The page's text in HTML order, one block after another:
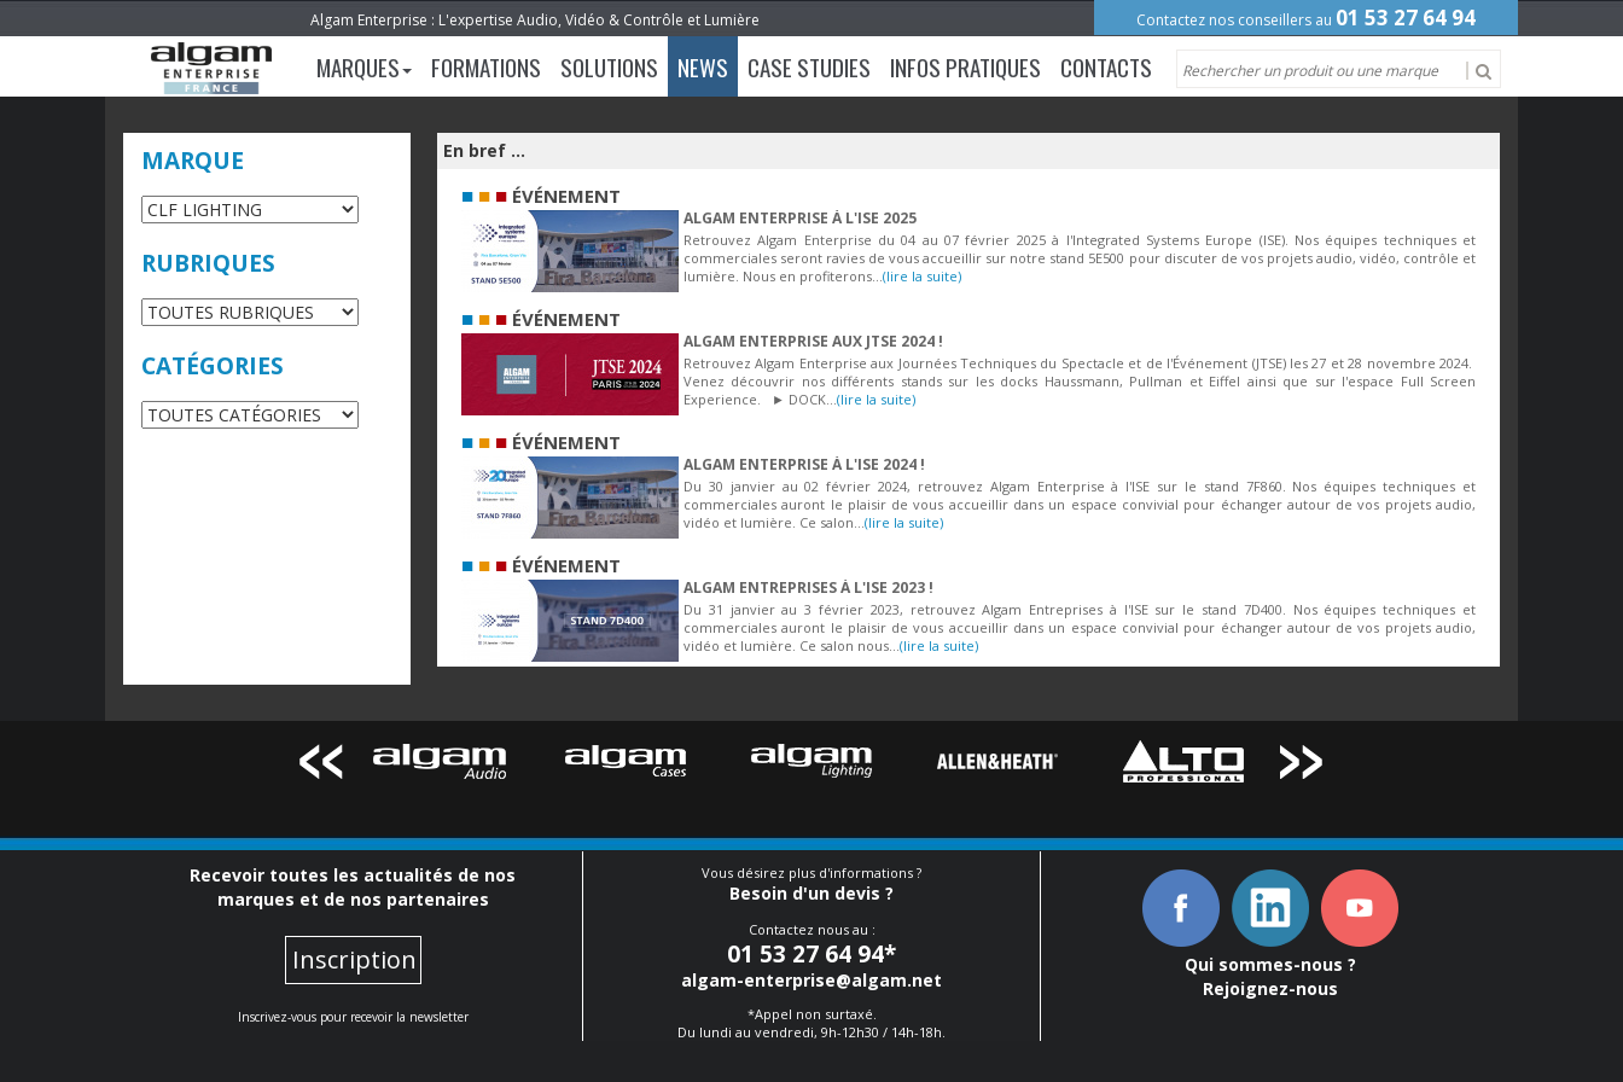
Algam Enterprise : L'expertise Audio, Vidéo & Contrôle et Lumière Contactez nos conseillers au 01 53 27 64 94
MARQUES FORMATIONS SOLUTIONS NEWS CASE STUDIES INFOS PRATIQUES CONTACTS
MARQUE
RUBRIQUES
CATÉGORIES
En bref ...
■ ■ ■ ÉVÉNEMENT
ALGAM ENTERPRISE À L'ISE 2025
Retrouvez Algam Enterprise du 04 au 07 février 2025 à l'Integrated Systems Europe (ISE). Nos équipes techniques et
commerciales seront ravies de vous accueillir sur notre stand 5E500 pour discuter de vos projets audio, vidéo, contrôle et
lumière. Nous en profiterons...(lire la suite)
■ ■ ■ ÉVÉNEMENT
ALGAM ENTERPRISE AUX JTSE 2024 !
Retrouvez Algam Enterprise aux Journées Techniques du Spectacle et de l'Événement (JTSE) les 27 et 28 novembre 2024.
Venez découvrir nos différents stands sur les docks Haussmann, Pullman et Eiffel ainsi que sur l'espace Full Screen
Experience. ► DOCK...(lire la suite)
■ ■ ■ ÉVÉNEMENT
ALGAM ENTERPRISE À L'ISE 2024 !
Du 30 janvier au 02 février 2024, retrouvez Algam Enterprise à l'ISE sur le stand 7F860. Nos équipes techniques et
commerciales auront le plaisir de vous accueillir dans un espace convivial pour échanger autour de vos projets audio,
vidéo et lumière. Ce salon...(lire la suite)
■ ■ ■ ÉVÉNEMENT
ALGAM ENTREPRISES À L'ISE 2023 !
Du 31 janvier au 3 février 2023, retrouvez Algam Entreprises à l'ISE sur le stand 7D400. Nos équipes techniques et
commerciales auront le plaisir de vous accueillir dans un espace convivial pour échanger autour de vos projets audio,
vidéo et lumière. Ce salon nous...(lire la suite)
Recevoir toutes les actualités de nos
marques et de nos partenaires
Inscription
Inscrivez-vous pour recevoir la newsletter
Vous désirez plus d'informations ?
Besoin d'un devis ?
Contactez nous au :
01 53 27 64 94*
algam-enterprise@algam.net
*Appel non surtaxé.
Du lundi au vendredi, 9h-12h30 / 14h-18h.
Qui sommes-nous ?
Rejoignez-nous